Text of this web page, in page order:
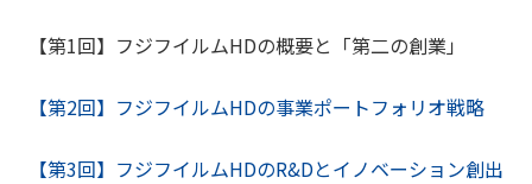
【第1回】フジフイルムHDの概要と「第二の創業」
【第2回】フジフイルムHDの事業ポートフォリオ戦略
【第3回】フジフイルムHDのR&Dとイノベーション創出